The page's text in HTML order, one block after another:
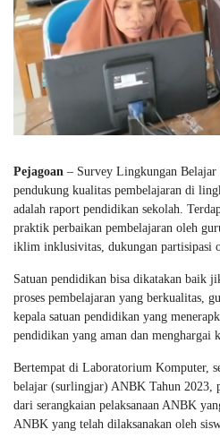
Pejagoan – Survey Lingkungan Belajar
pendukung kualitas pembelajaran di
adalah raport pendidikan sekolah.
praktik perbaikan pembelajaran oleh
iklim inklusivitas, dukungan partisipasi
Satuan pendidikan bisa dikatakan baik
proses pembelajaran yang berkualitas,
kepala satuan pendidikan yang
pendidikan yang aman dan menghargai
Bertempat di Laboratorium Komputer,
belajar (surlingjar) ANBK Tahun 2023,
dari serangkaian pelaksanaan ANBK
ANBK yang telah dilaksanakan oleh